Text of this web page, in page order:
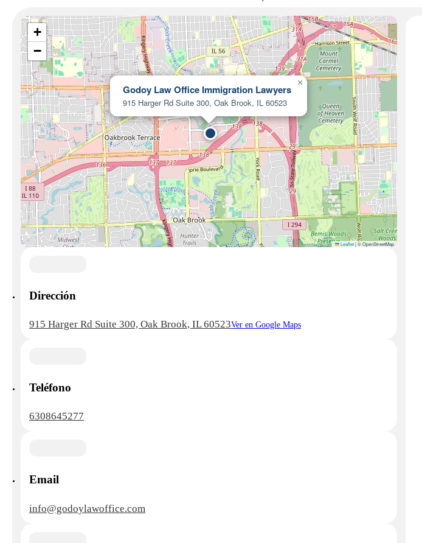
Godoy Law Office Immigration Lawyers
915 Harger Rd Suite 300, Oak Brook, IL 60523
×
+
−
Leaflet|© OpenStreetMap
Dirección
915 Harger Rd Suite 300, Oak Brook, IL 60523Ver en Google Maps
Teléfono
6308645277
Email
info@godoylawoffice.com